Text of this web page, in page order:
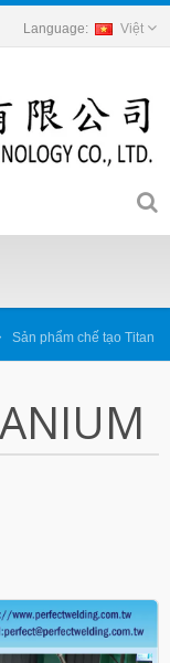
Việt
Sản phẩm chế tạo Titan